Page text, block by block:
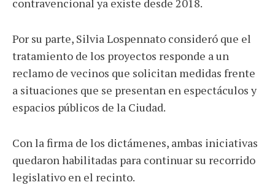
contravencional ya existe desde 2018.
Por su parte, Silvia Lospennato consideró que el
tratamiento de los proyectos responde a un
reclamo de vecinos que solicitan medidas frente
a situaciones que se presentan en espectáculos y
espacios públicos de la Ciudad.
Con la firma de los dictámenes, ambas iniciativas
quedaron habilitadas para continuar su recorrido
legislativo en el recinto.